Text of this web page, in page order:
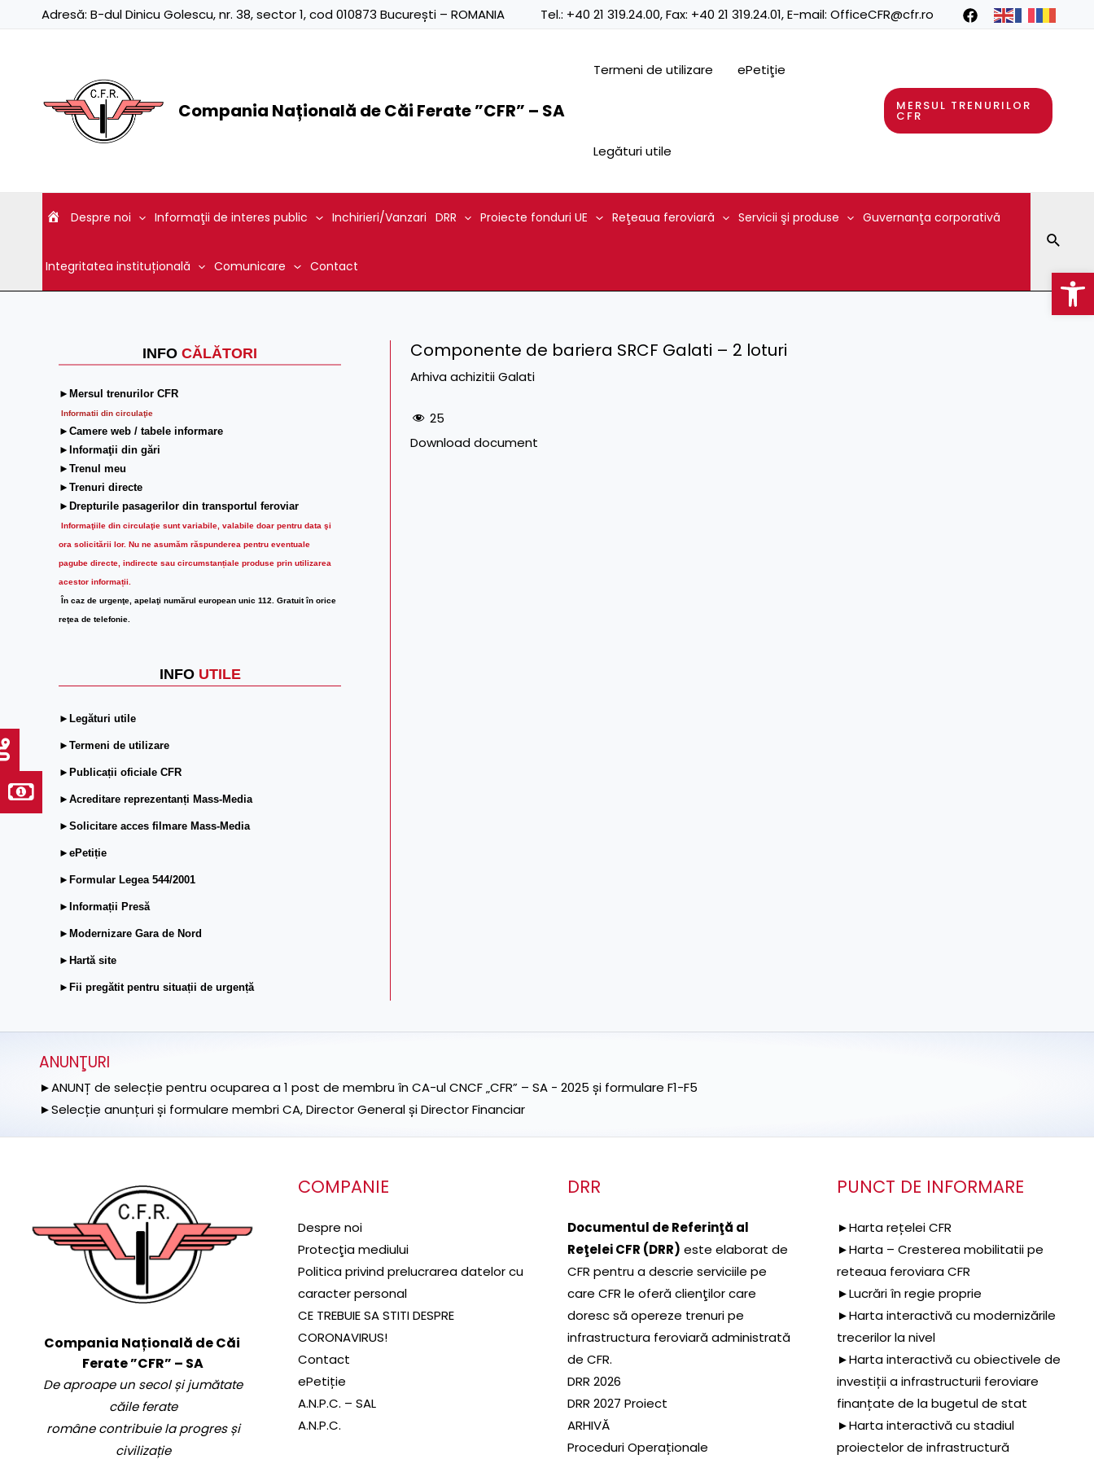
Adresă: B-dul Dinicu Golescu, nr. 38, sector 1, cod 010873 București – ROMANIA Tel.: +40 21 319.24.00, Fax: +40 21 319.24.01, E-mail: OfficeCFR@cfr.ro
Compania Națională de Căi Ferate ”CFR” – SA
Termeni de utilizare ePetiţie
Legături utile
MERSUL TRENURILOR
CFR
Despre noi Informaţii de interes public Inchirieri/Vanzari DRR Proiecte fonduri UE Reţeaua feroviară Servicii şi produse Guvernanţa corporativă
Integritatea instituțională Comunicare Contact
INFO CĂLĂTORI
►Mersul trenurilor CFR
Informatii din circulaţie
►Camere web / tabele informare
►Informaţii din gări
►Trenul meu
►Trenuri directe
►Drepturile pasagerilor din transportul feroviar
Informaţiile din circulaţie sunt variabile, valabile doar pentru data şi
ora solicitării lor. Nu ne asumăm răspunderea pentru eventuale
pagube directe, indirecte sau circumstanțiale produse prin utilizarea
acestor informații.
În caz de urgenţe, apelaţi numărul european unic 112. Gratuit în orice
reţea de telefonie.
INFO UTILE
►Legături utile
►Termeni de utilizare
►Publicații oficiale CFR
►Acreditare reprezentanți Mass-Media
►Solicitare acces filmare Mass-Media
►ePetiție
►Formular Legea 544/2001
►Informații Presă
►Modernizare Gara de Nord
►Hartă site
►Fii pregătit pentru situații de urgență
Componente de bariera SRCF Galati – 2 loturi
Arhiva achizitii Galati
25
Download document
ANUNŢURI
►ANUNȚ de selecție pentru ocuparea a 1 post de membru în CA-ul CNCF „CFR” – SA - 2025 și formulare F1-F5
►Selecție anunțuri și formulare membri CA, Director General și Director Financiar
Compania Națională de Căi
Ferate ”CFR” – SA
De aproape un secol și jumătate
căile ferate
române contribuie la progres și
civilizație
COMPANIE
Despre noi
Protecţia mediului
Politica privind prelucrarea datelor cu
caracter personal
CE TREBUIE SA STITI DESPRE
CORONAVIRUS!
Contact
ePetiție
A.N.P.C. – SAL
A.N.P.C.
DRR
Documentul de Referinţă al
Reţelei CFR (DRR) este elaborat de
CFR pentru a descrie serviciile pe
care CFR le oferă clienţilor care
doresc să opereze trenuri pe
infrastructura feroviară administrată
de CFR.
DRR 2026
DRR 2027 Proiect
ARHIVĂ
Proceduri Operaționale
PUNCT DE INFORMARE
►Harta rețelei CFR
►Harta – Cresterea mobilitatii pe
reteaua feroviara CFR
►Lucrări în regie proprie
►Harta interactivă cu modernizările
trecerilor la nivel
►Harta interactivă cu obiectivele de
investiții a infrastructurii feroviare
finanțate de la bugetul de stat
►Harta interactivă cu stadiul
proiectelor de infrastructură